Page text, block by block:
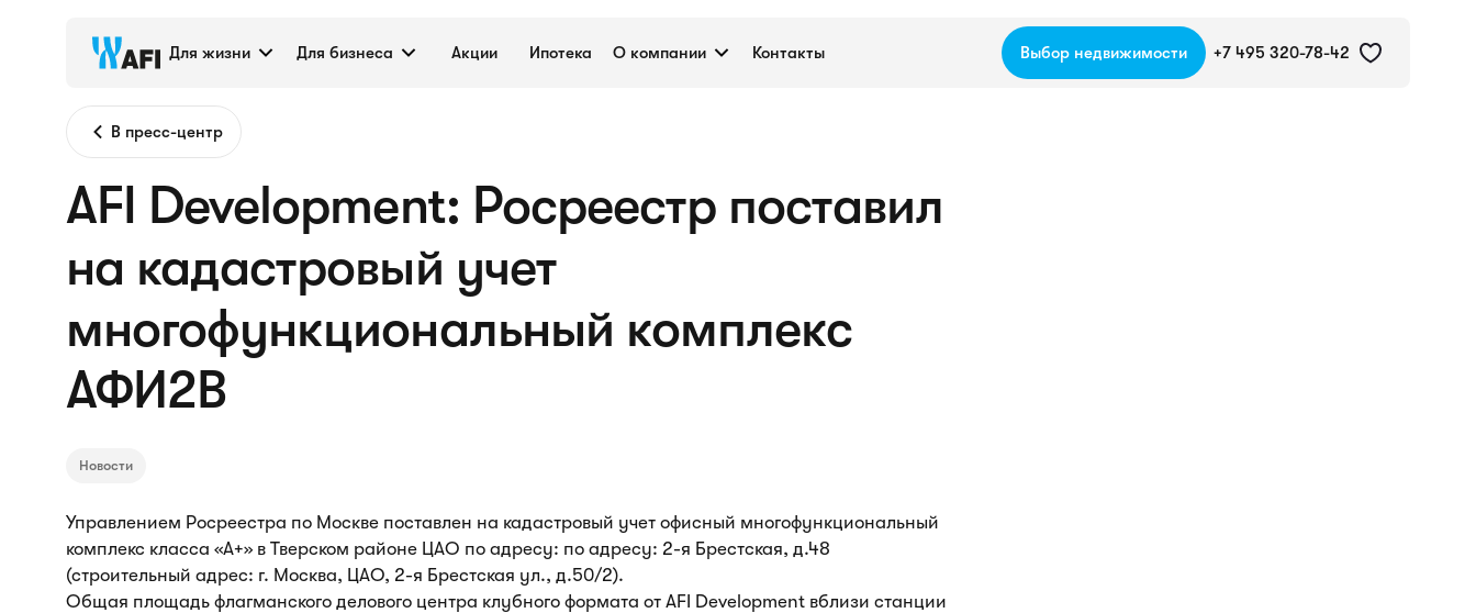
Для жизни Для бизнеса Акции Ипотека О компании Контакты Выбор недвижимости +7 495 320-78-42
В пресс-центр
AFI Development: Росреестр поставил
на кадастровый учет
многофункциональный комплекс
АФИ2B
Новости
Управлением Росреестра по Москве поставлен на кадастровый учет офисный многофункциональный
комплекс класса «А+» в Тверском районе ЦАО по адресу: по адресу: 2-я Брестская, д.48
(строительный адрес: г. Москва, ЦАО, 2-я Брестская ул., д.50/2).
Общая площадь флагманского делового центра клубного формата от AFI Development вблизи станции